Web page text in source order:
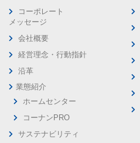
コーポレート
メッセージ
会社概要
経営理念・行動指針
沿革
業態紹介
ホームセンター
コーナンPRO
サステナビリティ